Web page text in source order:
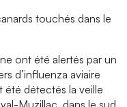
touchés dans le
ont été alertés par un
d’influenza aviaire
été détectés la veille
Muzillac, dans le sud